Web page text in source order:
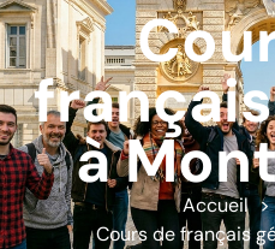
à
Accueil
Cours de français